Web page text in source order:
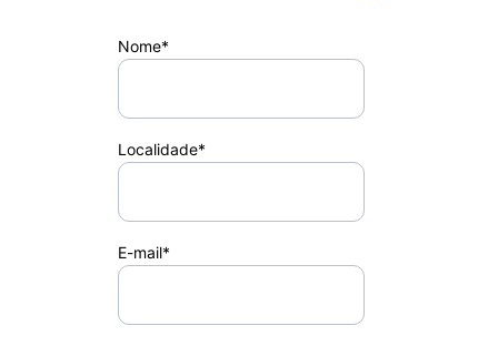
Nome*
Localidade*
E-mail*